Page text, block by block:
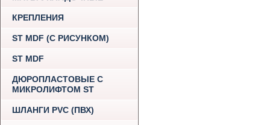
КРЕПЛЕНИЯ
ST MDF (С РИСУНКОМ)
ST MDF
ДЮРОПЛАСТОВЫЕ С
МИКРОЛИФТОМ ST
ШЛАНГИ PVC (ПВХ)